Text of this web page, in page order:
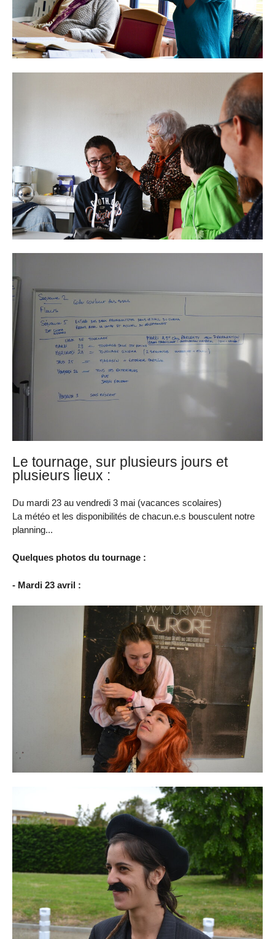
Le tournage, sur plusieurs jours et
plusieurs lieux :
Du mardi 23 au vendredi 3 mai (vacances scolaires)
La météo et les disponibilités de chacun.e.s bousculent notre
planning...
Quelques photos du tournage :
- Mardi 23 avril :